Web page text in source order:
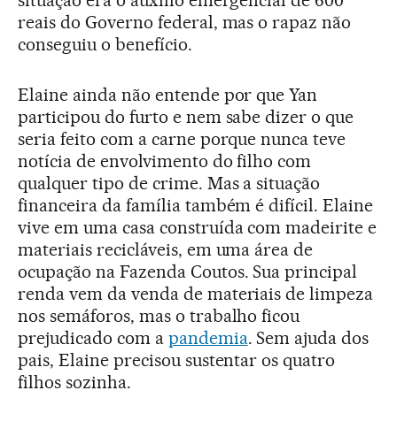
reais do Governo federal, mas o rapaz não
conseguiu o benefício.
Elaine ainda não entende por que Yan
participou do furto e nem sabe dizer o que
seria feito com a carne porque nunca teve
notícia de envolvimento do filho com
qualquer tipo de crime. Mas a situação
financeira da família também é difícil. Elaine
vive em uma casa construída com madeirite e
materiais recicláveis, em uma área de
ocupação na Fazenda Coutos. Sua principal
renda vem da venda de materiais de limpeza
nos semáforos, mas o trabalho ficou
prejudicado com a pandemia. Sem ajuda dos
pais, Elaine precisou sustentar os quatro
filhos sozinha.